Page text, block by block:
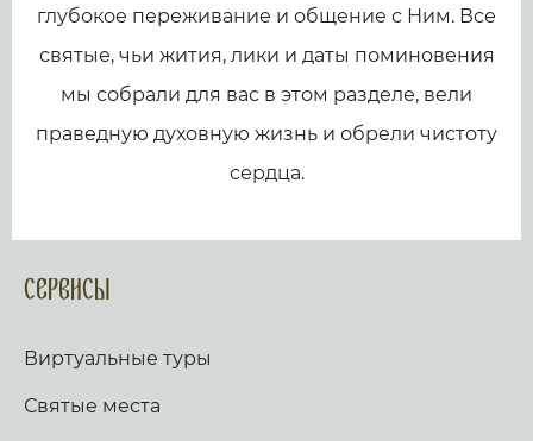
глубокое переживание и общение с Ним. Все
святые, чьи жития, лики и даты поминовения
мы собрали для вас в этом разделе, вели
праведную духовную жизнь и обрели чистоту
сердца.
Сервисы
Виртуальные туры
Святые места